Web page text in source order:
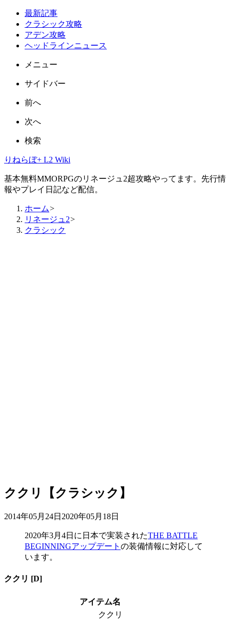
最新記事
クラシック攻略
アデン攻略
ヘッドラインニュース
メニュー
サイドバー
前へ
次へ
検索
りねらぼ+ L2 Wiki
基本無料MMORPGのリネージュ2超攻略やってます。先行情
報やプレイ日記など配信。
ホーム>
リネージュ2>
クラシック
ククリ【クラシック】
2014年05月24日 2020年05月18日
2020年3月4日 に日本で実装されたTHE BATTLE
BEGINNINGアップデート の装備情報に対応して
います。
ククリ [D]
アイテム名
ククリ